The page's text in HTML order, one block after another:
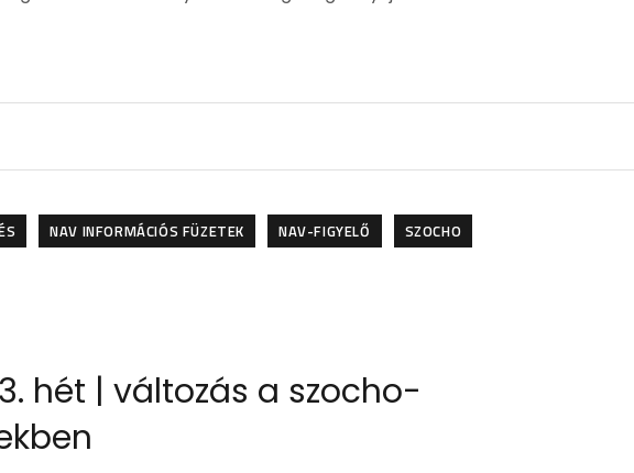
NAV INFORMÁCIÓS FÜZETEK NAV-FIGYELŐ
SZOCHO
hét | változás a szocho-